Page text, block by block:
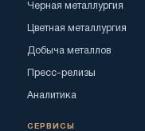
Черная металлургия
Цветная металлургия
Добыча металлов
Пресс-релизы
Аналитика
СЕРВИСЫ